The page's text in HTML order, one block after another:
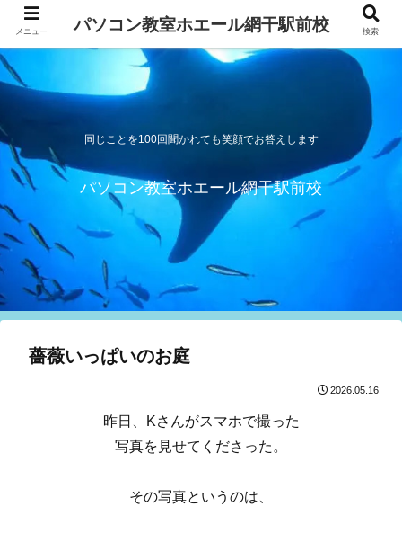
同じことを100回聞かれても笑顔でお答えします
パソコン教室ホエール網干駅前校
薔薇いっぱいのお庭
2026.05.16
昨日、Kさんがスマホで撮った
写真を見せてくださった。
その写真というのは、
メニュー パソコン教室ホエール網干駅前校 検索